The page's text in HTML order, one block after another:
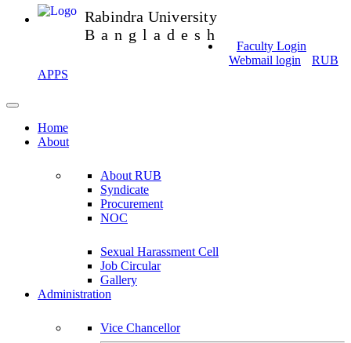
Rabindra University
Bangladesh
Faculty Login
Webmail login
RUB
APPS
Home
About
About RUB
Syndicate
Procurement
NOC
Sexual Harassment Cell
Job Circular
Gallery
Administration
Vice Chancellor